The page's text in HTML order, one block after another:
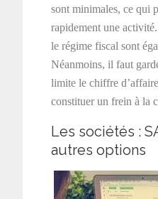
sont minimales, ce qui
rapidement une
le régime fiscal sont
Néanmoins, il faut
limite le chiffre
constituer un frein à la
Les sociétés :
autres options